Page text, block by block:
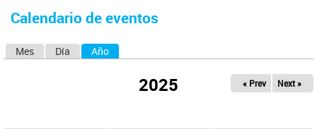
usted
Calendario de eventos
Mes Día Año
2025 « Prev Next »